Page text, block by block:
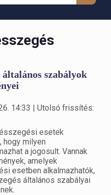
általános szabályok
14:33 | Utolsó frissítés:
esetek
hogy milyen
a jogosult. Vannak
amelyek
esetben alkalmazhatók,
általános szabályai